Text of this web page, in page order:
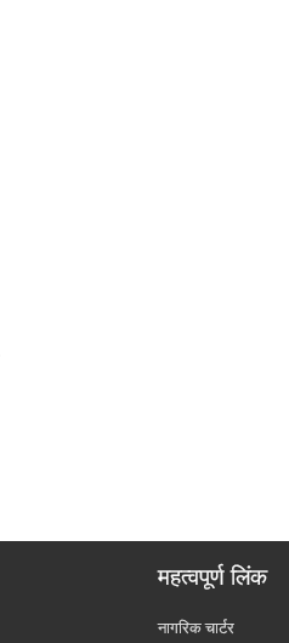
महत्वपूर्ण लिंक
नागरिक चार्टर